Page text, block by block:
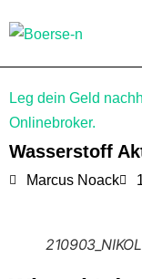
Leg dein Geld
Onlinebroker.
Wasserstoff
Marcus Noack